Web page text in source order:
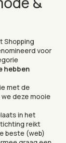
Shopping
voor
hebben
met de
deze mooie
in het
reikt
beste (web)